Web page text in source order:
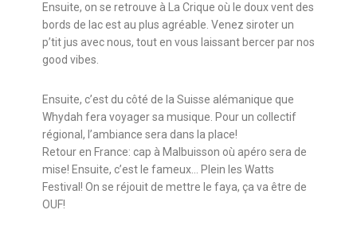
Ensuite, on se retrouve à La Crique où le doux vent des
bords de lac est au plus agréable. Venez siroter un
p’tit jus avec nous, tout en vous laissant bercer par nos
good vibes.
Ensuite, c’est du côté de la Suisse alémanique que
Whydah fera voyager sa musique. Pour un collectif
régional, l’ambiance sera dans la place!
Retour en France: cap à Malbuisson où apéro sera de
mise! Ensuite, c’est le fameux… Plein les Watts
Festival! On se réjouit de mettre le faya, ça va être de
OUF!